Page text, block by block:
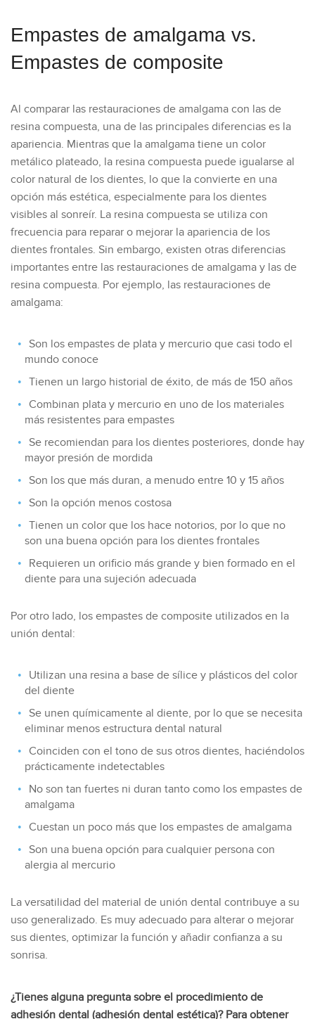
Empastes de amalgama vs.
Empastes de composite
Al comparar las restauraciones de amalgama con las de
resina compuesta, una de las principales diferencias es la
apariencia. Mientras que la amalgama tiene un color
metálico plateado, la resina compuesta puede igualarse al
color natural de los dientes, lo que la convierte en una
opción más estética, especialmente para los dientes
visibles al sonreír. La resina compuesta se utiliza con
frecuencia para reparar o mejorar la apariencia de los
dientes frontales. Sin embargo, existen otras diferencias
importantes entre las restauraciones de amalgama y las de
resina compuesta. Por ejemplo, las restauraciones de
amalgama:
Son los empastes de plata y mercurio que casi todo el
mundo conoce
Tienen un largo historial de éxito, de más de 150 años
Combinan plata y mercurio en uno de los materiales
más resistentes para empastes
Se recomiendan para los dientes posteriores, donde hay
mayor presión de mordida
Son los que más duran, a menudo entre 10 y 15 años
Son la opción menos costosa
Tienen un color que los hace notorios, por lo que no
son una buena opción para los dientes frontales
Requieren un orificio más grande y bien formado en el
diente para una sujeción adecuada
Por otro lado, los empastes de composite utilizados en la
unión dental:
Utilizan una resina a base de sílice y plásticos del color
del diente
Se unen químicamente al diente, por lo que se necesita
eliminar menos estructura dental natural
Coinciden con el tono de sus otros dientes, haciéndolos
prácticamente indetectables
No son tan fuertes ni duran tanto como los empastes de
amalgama
Cuestan un poco más que los empastes de amalgama
Son una buena opción para cualquier persona con
alergia al mercurio
La versatilidad del material de unión dental contribuye a su
uso generalizado. Es muy adecuado para alterar o mejorar
sus dientes, optimizar la función y añadir confianza a su
sonrisa.
¿Tienes alguna pregunta sobre el procedimiento de
adhesión dental (adhesión dental estética)? Para obtener